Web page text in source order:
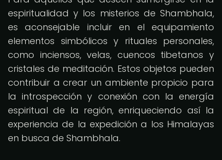
espiritualidad y los misterios de Shambhala,
es aconsejable incluir en el equipamiento
elementos simbólicos y rituales personales,
como inciensos, velas, cuencos tibetanos y
cristales de meditación. Estos objetos pueden
contribuir a crear un ambiente propicio para
la introspección y conexión con la energía
espiritual de la región, enriqueciendo así la
experiencia de la expedición a los Himalayas
en busca de Shambhala.